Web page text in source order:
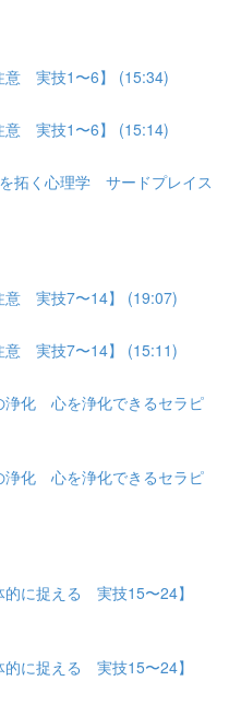
意 実技1〜6】 (15:34)
意 実技1〜6】 (15:14)
拓く心理学 サードプレイス
意 実技7〜14】 (19:07)
意 実技7〜14】 (15:11)
化 心を浄化できるセラピ
化 心を浄化できるセラピ
に捉える 実技15〜24】
に捉える 実技15〜24】